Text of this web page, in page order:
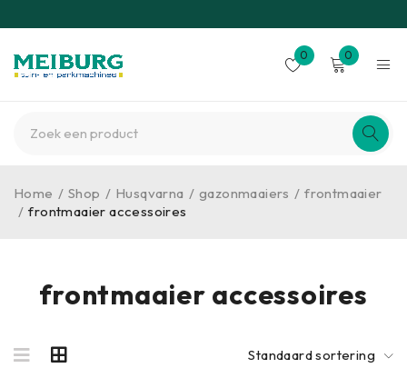
0 0
frontmaaier accessoires
Home / Shop / Husqvarna / gazonmaaiers / frontmaaier
/ frontmaaier accessoires
Standaard sortering